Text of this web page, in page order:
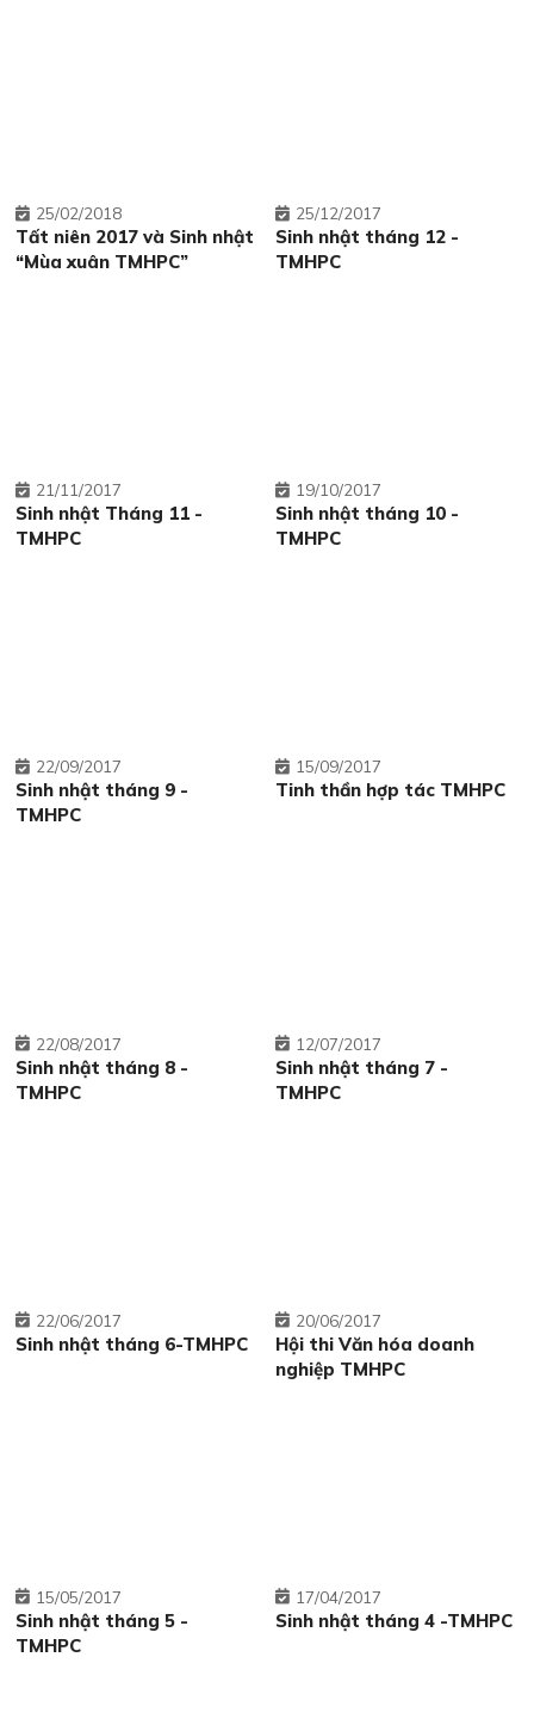
Tất niên 2017 và Sinh nhật
“Mùa xuân TMHPC”
25 02/2018
Sinh nhật tháng 12 -
TMHPC
25 12/2017
Sinh nhật Tháng 11 -
TMHPC
21 11/2017
Sinh nhật tháng 10 -
TMHPC
19 10/2017
Sinh nhật tháng 9 -
TMHPC
22 09/2017
Tinh thần hợp tác TMHPC
15 09/2017
Sinh nhật tháng 8 -
TMHPC
22 08/2017
Sinh nhật tháng 7 -
TMHPC
12 07/2017
Sinh nhật tháng 6-TMHPC
22 06/2017
Hội thi Văn hóa doanh
nghiệp TMHPC
20 06/2017
Sinh nhật tháng 5 -
TMHPC
15 05/2017
Sinh nhật tháng 4 -TMHPC
17 04/2017